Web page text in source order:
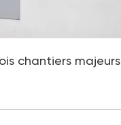
chantiers majeurs